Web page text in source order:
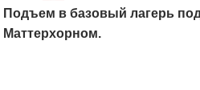
Подъем в базовый лагерь
Маттерхорном.